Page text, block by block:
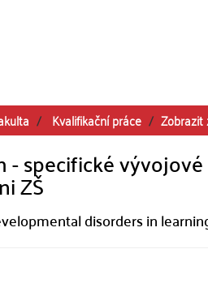
Kvalifikační práce Zobrazit
specifické
ZŠ
disorders in